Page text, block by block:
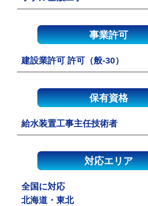
事業許可
建設業許可 許可（般-30）
保有資格
給水装置工事主任技術者
対応エリア
全国に対応
北海道・東北